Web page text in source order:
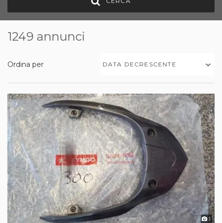
1249 annunci
Ordina per DATA DECRESCENTE
1